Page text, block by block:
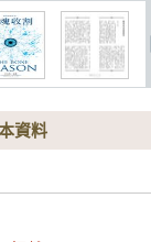
資料